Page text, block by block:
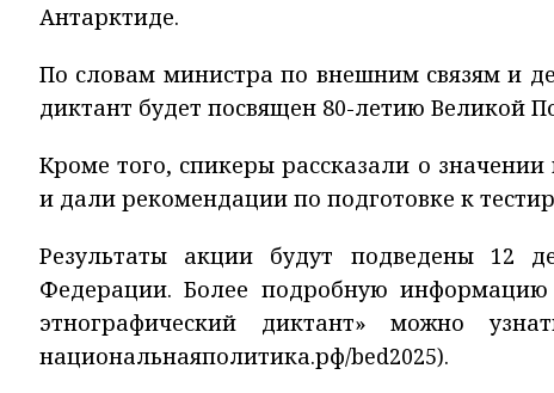
Антарктиде.
По словам министра по внешним связям и
диктант будет посвящен 80-летию Великой
Кроме того, спикеры рассказали о
и дали рекомендации по подготовке к
Результаты акции будут подведены 12
Федерации. Более подробную информацию
этнографический диктант» можно
национальнаяполитика.рф/bed2025).